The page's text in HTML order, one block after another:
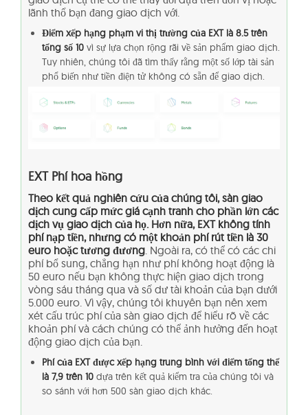
lãnh thổ bạn đang giao dịch với.
Điểm xếp hạng phạm vi thị trường của EXT là 8.5 trên
tổng số 10 vì sự lựa chọn rộng rãi về sản phẩm giao dịch.
Tuy nhiên, chúng tôi đã tìm thấy rằng một số lớp tài sản
phổ biến như tiền điện tử không có sẵn để giao dịch.
EXT Phí hoa hồng
Theo kết quả nghiên cứu của chúng tôi, sàn giao
dịch cung cấp mức giá cạnh tranh cho phần lớn các
dịch vụ giao dịch của họ. Hơn nữa, EXT không tính
phí nạp tiền, nhưng có một khoản phí rút tiền là 30
euro hoặc tương đương . Ngoài ra, có thể có các chi
phí bổ sung, chẳng hạn như phí không hoạt động là
50 euro nếu bạn không thực hiện giao dịch trong
vòng sáu tháng qua và số dư tài khoản của bạn dưới
5.000 euro. Vì vậy, chúng tôi khuyên bạn nên xem
xét cấu trúc phí của sàn giao dịch để hiểu rõ về các
khoản phí và cách chúng có thể ảnh hưởng đến hoạt
động giao dịch của bạn.
Phí của EXT được xếp hạng trung bình với điểm tổng thể
là 7,9 trên 10 dựa trên kết quả kiểm tra của chúng tôi và
so sánh với hơn 500 sàn giao dịch khác.